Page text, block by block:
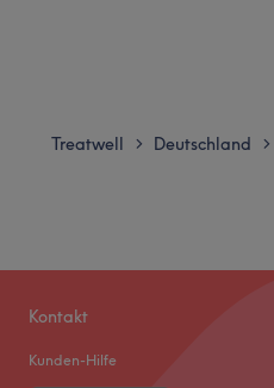
Treatwell > Deutschland >
Kontakt
Kunden-Hilfe